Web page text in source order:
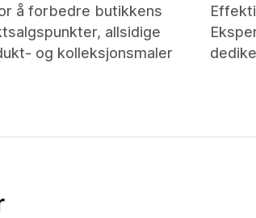
å forbedre butikkens
allsidige
og kolleksjonsmaler